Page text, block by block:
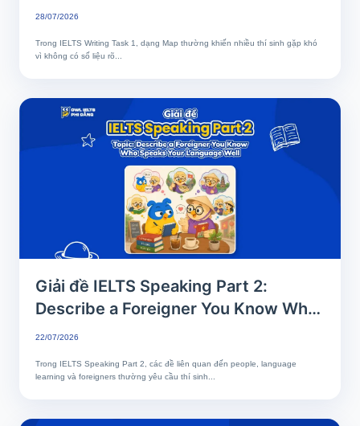
Phân tích chi tiết & Bài mẫu band 8+
28/07/2026
Trong IELTS Writing Task 1, dạng Map thường khiến nhiều thí sinh gặp khó
vì không có số liệu rõ...
Giải đề IELTS Speaking Part 2:
Describe a Foreigner You Know Who
Speaks Your Language Well
22/07/2026
Trong IELTS Speaking Part 2, các đề liên quan đến people, language
learning và foreigners thường yêu cầu thí sinh...